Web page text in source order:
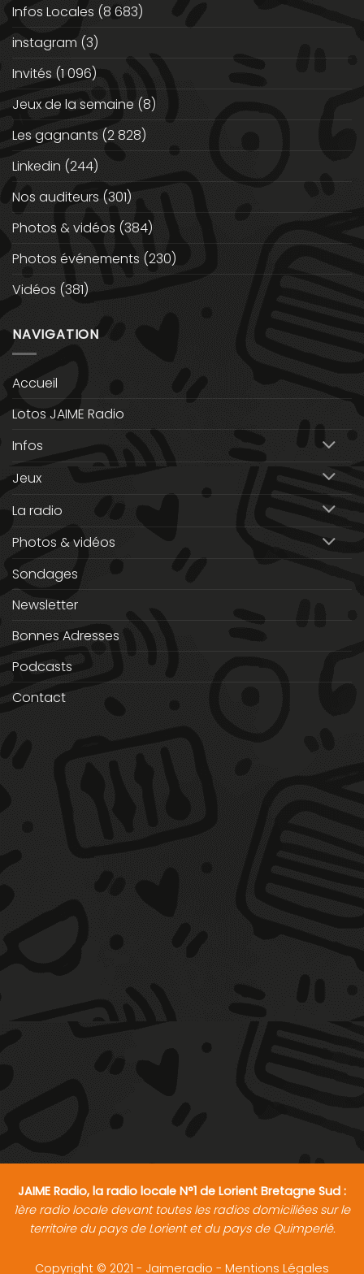
Infos Locales (8 683)
instagram (3)
Invités (1 096)
Jeux de la semaine (8)
Les gagnants (2 828)
Linkedin (244)
Nos auditeurs (301)
Photos & vidéos (384)
Photos événements (230)
Vidéos (381)
NAVIGATION
Accueil
Lotos JAIME Radio
Infos
Jeux
La radio
Photos & vidéos
Sondages
Newsletter
Bonnes Adresses
Podcasts
Contact
JAIME Radio, la radio locale N°1 de Lorient Bretagne Sud :
1ère radio locale devant toutes les radios domiciliées sur le
territoire du pays de Lorient et du pays de Quimperlé.
Copyright © 2021 - Jaimeradio - Mentions Légales